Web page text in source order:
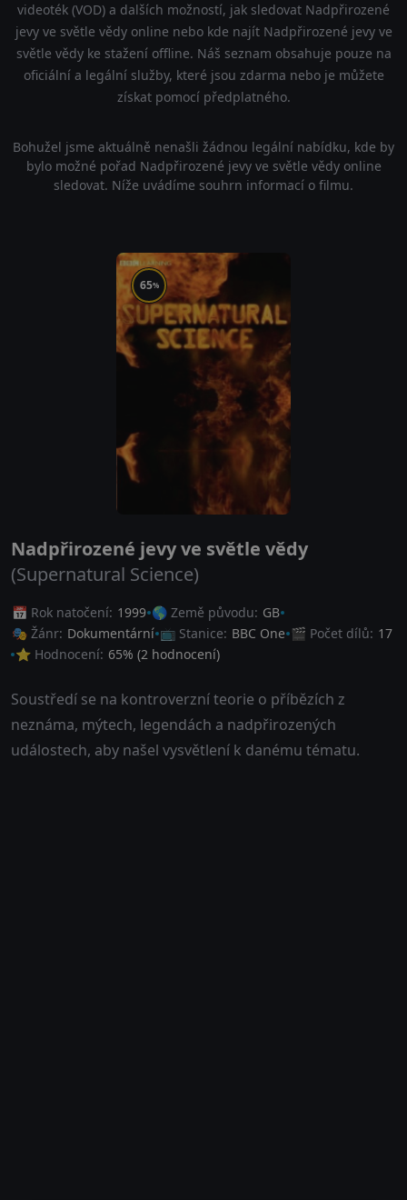
videoték (VOD) a dalších možností, jak sledovat Nadpřirozené
jevy ve světle vědy online nebo kde najít Nadpřirozené jevy ve
světle vědy ke stažení offline. Náš seznam obsahuje pouze na
oficiální a legální služby, které jsou zdarma nebo je můžete
získat pomocí předplatného.
Bohužel jsme aktuálně nenašli žádnou legální nabídku, kde by
bylo možné pořad Nadpřirozené jevy ve světle vědy online
sledovat. Níže uvádíme souhrn informací o filmu.
65%
Nadpřirozené jevy ve světle vědy
(Supernatural Science)
📅 Rok natočení: 1999 🌎 Země původu: GB
🎭 Žánr: Dokumentární 📺 Stanice: BBC One 🎬 Počet dílů: 17
⭐ Hodnocení: 65% (2 hodnocení)
Soustředí se na kontroverzní teorie o příbězích z
neznáma, mýtech, legendách a nadpřirozených
událostech, aby našel vysvětlení k danému tématu.